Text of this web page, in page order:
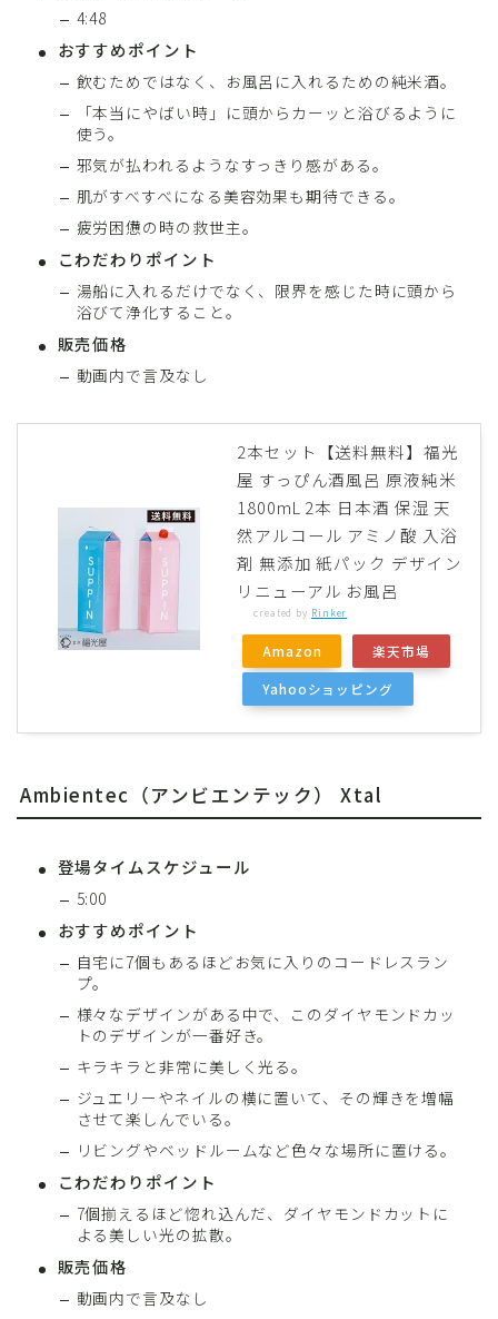
4:48
おすすめポイント
飲むためではなく、お風呂に入れるための純米酒。
「本当にやばい時」に頭からカーッと浴びるように
使う。
邪気が払われるようなすっきり感がある。
肌がすべすべになる美容効果も期待できる。
疲労困憊の時の救世主。
こわだわりポイント
湯船に入れるだけでなく、限界を感じた時に頭から
浴びて浄化すること。
販売価格
動画内で言及なし
2本セット【送料無料】福光
屋 すっぴん酒風呂 原液純米
1800mL 2本 日本酒 保湿 天
然アルコール アミノ酸 入浴
剤 無添加 紙パック デザイン
リニューアル お風呂
created by Rinker
Amazon 楽天市場
Yahooショッピング
Ambientec（アンビエンテック） Xtal
登場タイムスケジュール
5:00
おすすめポイント
自宅に7個もあるほどお気に入りのコードレスラン
プ。
様々なデザインがある中で、このダイヤモンドカッ
トのデザインが一番好き。
キラキラと非常に美しく光る。
ジュエリーやネイルの横に置いて、その輝きを増幅
させて楽しんでいる。
リビングやベッドルームなど色々な場所に置ける。
こわだわりポイント
7個揃えるほど惚れ込んだ、ダイヤモンドカットに
よる美しい光の拡散。
販売価格
動画内で言及なし